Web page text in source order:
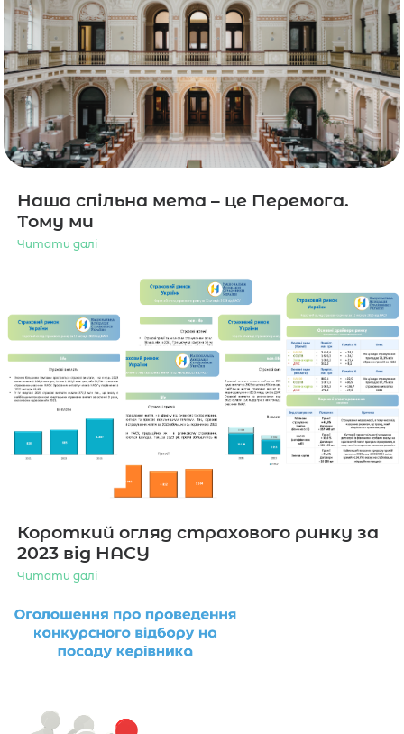
Наша спільна мета – це Перемога.
Тому ми
Читати далі
Короткий огляд страхового ринку за
2023 від НАСУ
Читати далі